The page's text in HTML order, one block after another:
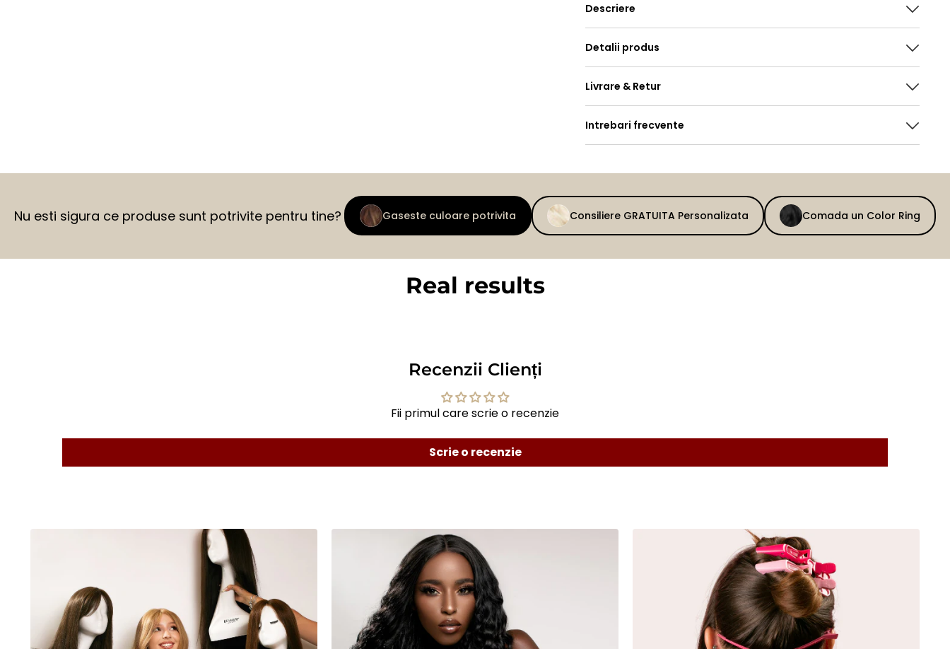
Descriere
Detalii produs
Livrare & Retur
Intrebari frecvente
Nu esti sigura ce produse sunt potrivite pentru tine? Gaseste culoare potrivita Consiliere GRATUITA Personalizata Comada un Color Ring
Real results
Recenzii Clienți
Fii primul care scrie o recenzie
Scrie o recenzie